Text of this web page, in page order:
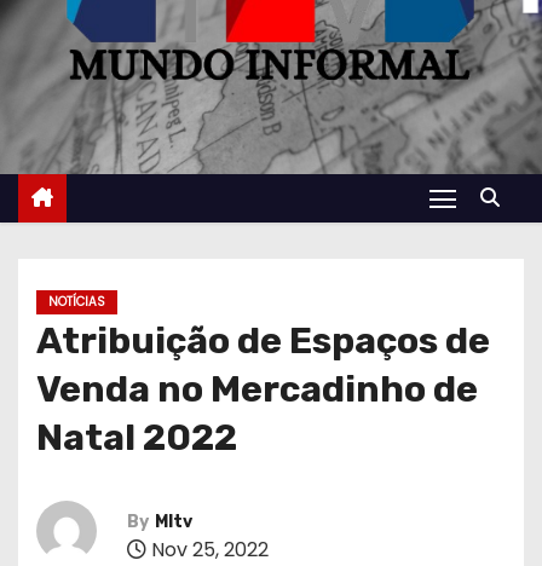
NOTÍCIAS
Atribuição de Espaços de
Venda no Mercadinho de
Natal 2022
By MItv
Nov 25, 2022